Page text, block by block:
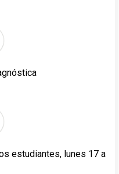
estudiantes, lunes 17 a